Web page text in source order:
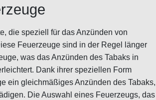
die speziell für das Anzünden von
Feuerzeuge sind in der Regel länger
was das Anzünden des Tabaks in
Dank ihrer speziellen Form
ein gleichmäßiges Anzünden des Tabaks,
Die Auswahl eines Feuerzeugs, das